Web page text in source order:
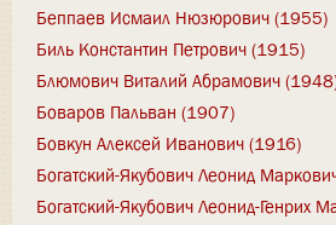
Беппаев Исмаил Нюзюрович (1955)
Биль Константин Петрович (1915)
Блюмович Виталий Абрамович
Боваров Пальван (1907)
Бовкун Алексей Иванович (1916)
Богатский-Якубович Леонид
Богатский-Якубович Леонид-Генрих